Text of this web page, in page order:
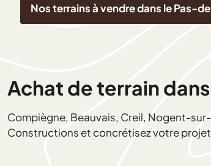
Nos terrains à vendre dans le Pas-
Achat de terrain
Compiègne, Beauvais, Creil, Nogent-
Constructions et concrétisez votre